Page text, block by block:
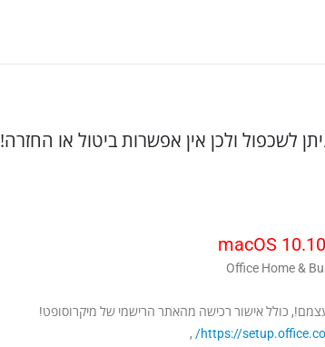
לשכפול ולכן אין אפשרות ביטול או החזרה!
עצמם!, כולל אישור רכישה מהאתר הרישמי של מיקרוסופט!
https://
,